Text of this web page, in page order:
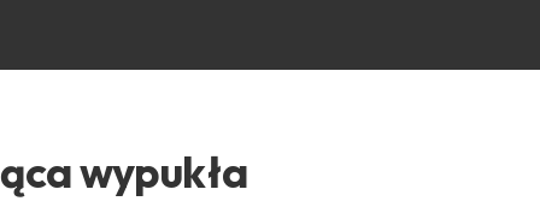
wypukła